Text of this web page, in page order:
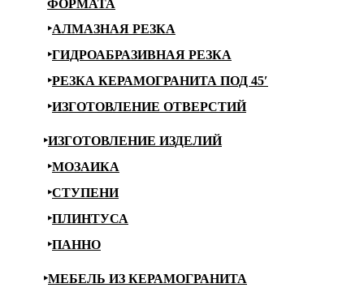
ФОРМАТА
АЛМАЗНАЯ РЕЗКА
ГИДРОАБРАЗИВНАЯ РЕЗКА
РЕЗКА КЕРАМОГРАНИТА ПОД 45′
ИЗГОТОВЛЕНИЕ ОТВЕРСТИЙ
ИЗГОТОВЛЕНИЕ ИЗДЕЛИЙ
МОЗАИКА
СТУПЕНИ
ПЛИНТУСА
ПАННО
МЕБЕЛЬ ИЗ КЕРАМОГРАНИТА